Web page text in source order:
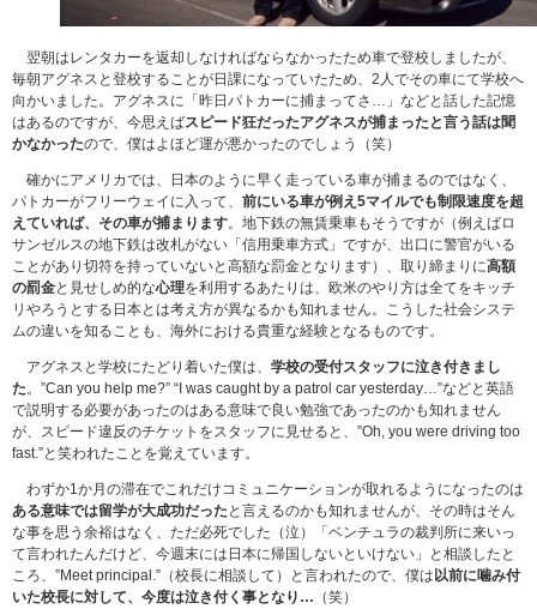
翌朝はレンタカーを返却しなければならなかったため車で登校しましたが、
毎朝アグネスと登校することが日課になっていたため、2人でその車にて学校へ
向かいました。アグネスに「昨日パトカーに捕まってさ…」などと話した記憶
はあるのですが、今思えばスピード狂だったアグネスが捕まったと言う話は聞
かなかったので、僕はよほど運が悪かったのでしょう（笑）
確かにアメリカでは、日本のように早く走っている車が捕まるのではなく、
パトカーがフリーウェイに入って、 前にいる車が例え5マイルでも制限速度を超
えていれば、その車が捕まります。地下鉄の無賃乗車もそうですが（例えばロ
サンゼルスの地下鉄は改札がない「信用乗車方式」ですが、出口に警官がいる
ことがあり切符を持っていないと高額な罰金となります）、取り締まりに高額
の罰金と見せしめ的な心理を利用するあたりは、欧米のやり方は全てをキッチ
リやろうとする日本とは考え方が異なるかも知れません。こうした社会システ
ムの違いを知ることも、海外における貴重な経験となるものです。
アグネスと学校にたどり着いた僕は、 学校の受付スタッフに泣き付きまし
た。”Can you help me?” “I was caught by a patrol car yesterday…”などと英語
で説明する必要があったのはある意味で良い勉強であったのかも知れません
が、スピード違反のチケットをスタッフに見せると、”Oh, you were driving too
fast.”と笑われたことを覚えています。
わずか1か月の滞在でこれだけコミュニケーションが取れるようになったのは
ある意味では留学が大成功だった と言えるのかも知れませんが、その時はそん
な事を思う余裕はなく、ただ必死でした（泣）「ベンチュラの裁判所に来いっ
て言われたんだけど、今週末には日本に帰国しないといけない」と相談したと
ころ、”Meet principal.”（校長に相談して）と言われたので、僕は以前に噛み付
いた校長に対して、今度は泣き付く事となり… （笑）